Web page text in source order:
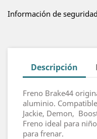
Información de
Descripción
Freno Brake44
aluminio.
Jackie, Demon,
Freno ideal para
para frenar.